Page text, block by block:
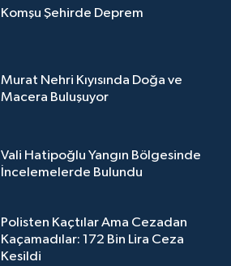
Komşu Şehirde Deprem
Murat Nehri Kıyısında Doğa ve
Macera Buluşuyor
Vali Hatipoğlu Yangın Bölgesinde
İncelemelerde Bulundu
Polisten Kaçtılar Ama Cezadan
Kaçamadılar: 172 Bin Lira Ceza
Kesildi